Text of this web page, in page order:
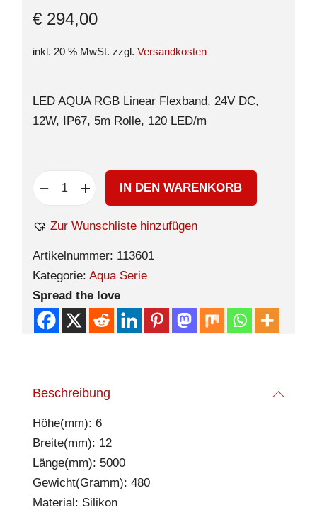
€ 294,00
inkl. 20 % MwSt. zzgl. Versandkosten
LED AQUA RGB Linear Flexband, 24V DC,
12W, IP67, 5m Rolle, 120 LED/m
IN DEN WARENKORB
Zur Wunschliste hinzufügen
Artikelnummer: 113601
Kategorie: Aqua Serie
Spread the love
Beschreibung
Höhe(mm): 6
Breite(mm): 12
Länge(mm): 5000
Gewicht(Gramm): 480
Material: Silikon